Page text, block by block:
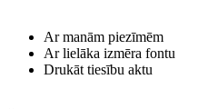
Ar manām piezīmēm
Ar lielāka izmēra fontu
Drukāt tiesību aktu